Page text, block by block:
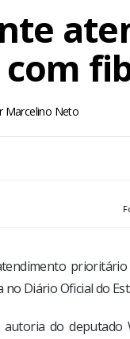
com
Marcelino Neto
no Diário Oficial do
do deputado